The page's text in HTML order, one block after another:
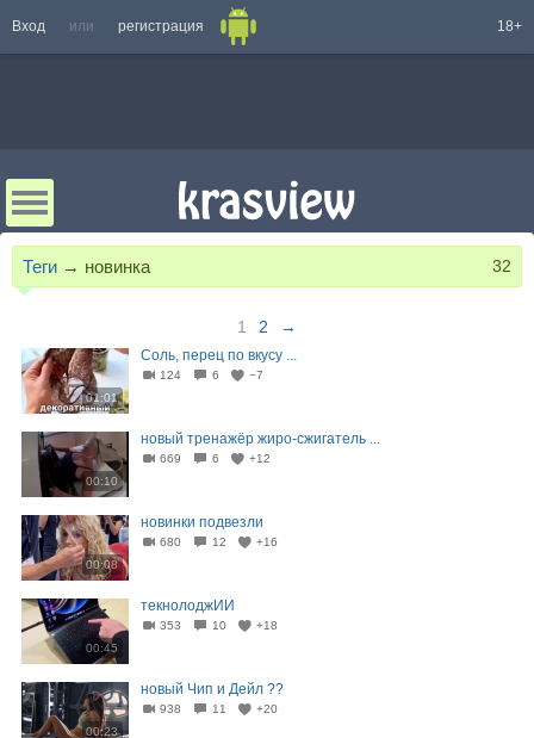
Вход или регистрация 18+
Теги → новинка 32
1 2 →
01:01
Соль, перец по вкусу ...
124 6 −7
00:10
новый тренажёр жиро-сжигатель ...
669 6 +12
00:08
новинки подвезли
680 12 +16
00:45
текнолоджИИ
353 10 +18
00:23
новый Чип и Дейл ??
938 11 +20